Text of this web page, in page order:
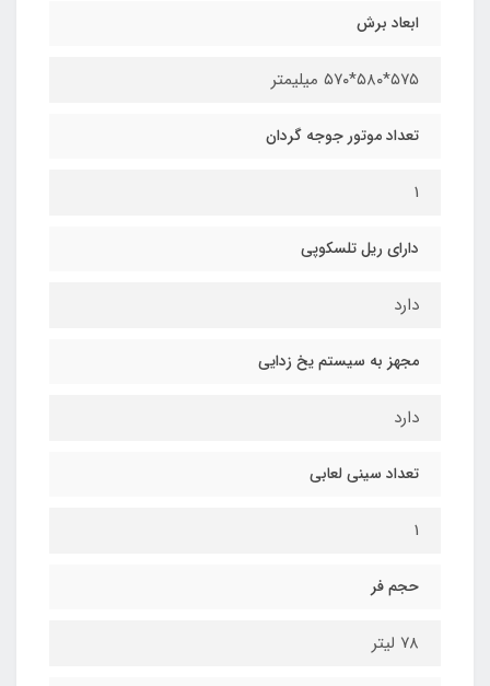
ابعاد برش
۵۷۵*۵۸۰*۵۷۰ میلیمتر
تعداد موتور جوجه گردان
1
دارای ریل تلسکوپی
دارد
مجهز به سیستم یخ زدایی
دارد
تعداد سینی لعابی
1
حجم فر
۷۸ لیتر